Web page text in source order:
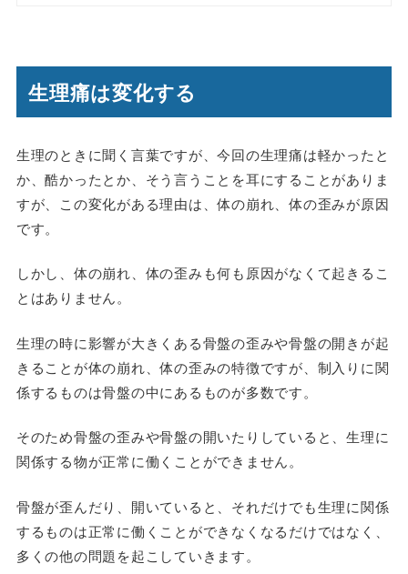
生理痛は変化する
生理のときに聞く言葉ですが、今回の生理痛は軽かったと
か、酷かったとか、そう言うことを耳にすることがありま
すが、この変化がある理由は、体の崩れ、体の歪みが原因
です。
しかし、体の崩れ、体の歪みも何も原因がなくて起きるこ
とはありません。
生理の時に影響が大きくある骨盤の歪みや骨盤の開きが起
きることが体の崩れ、体の歪みの特徴ですが、制入りに関
係するものは骨盤の中にあるものが多数です。
そのため骨盤の歪みや骨盤の開いたりしていると、生理に
関係する物が正常に働くことができません。
骨盤が歪んだり、開いていると、それだけでも生理に関係
するものは正常に働くことができなくなるだけではなく、
多くの他の問題を起こしていきます。